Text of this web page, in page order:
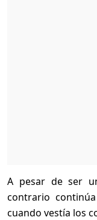
A pesar de ser
contrario
cuando vestía los